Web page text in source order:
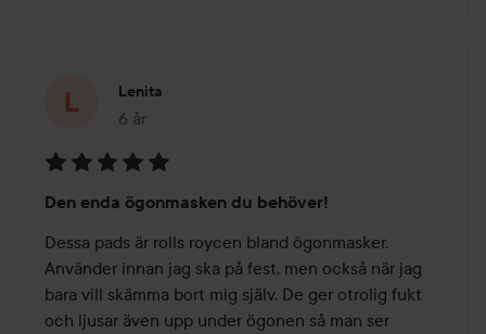
Lenita
6 år
Inlägget skapades 6 år
5
av
5
Den enda ögonmasken du behöver!
Dessa pads är rolls roycen bland ögonmasker.
Använder innan jag ska på fest, men också när jag
bara vill skämma bort mig själv. De ger otrolig fukt
och ljusar även upp under ögonen så man ser